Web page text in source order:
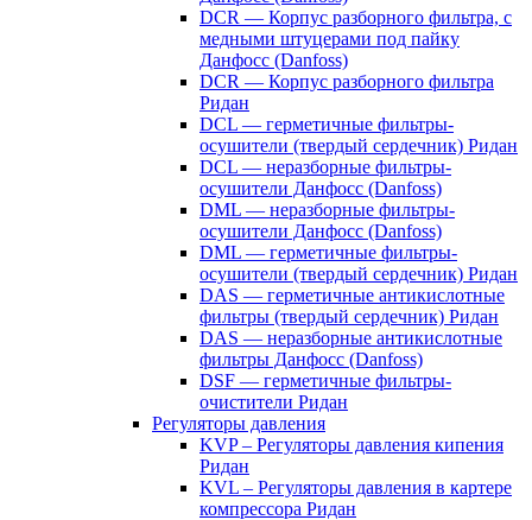
DCR — Корпус разборного фильтра, с
медными штуцерами под пайку
Данфосс (Danfoss)
DCR — Корпус разборного фильтра
Ридан
DCL — герметичные фильтры-
осушители (твердый сердечник) Ридан
DCL — неразборные фильтры-
осушители Данфосс (Danfoss)
DML — неразборные фильтры-
осушители Данфосс (Danfoss)
DML — герметичные фильтры-
осушители (твердый сердечник) Ридан
DAS — герметичные антикислотные
фильтры (твердый сердечник) Ридан
DAS — неразборные антикислотные
фильтры Данфосс (Danfoss)
DSF — герметичные фильтры-
очистители Ридан
Регуляторы давления
KVP – Регуляторы давления кипения
Ридан
KVL – Регуляторы давления в картере
компрессора Ридан